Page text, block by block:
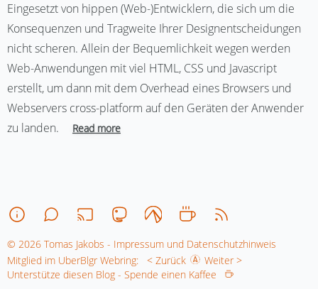
Eingesetzt von hippen (Web-)Entwicklern, die sich um die
Konsequenzen und Tragweite Ihrer Designentscheidungen
nicht scheren. Allein der Bequemlichkeit wegen werden
Web-Anwendungen mit viel HTML, CSS und Javascript
erstellt, um dann mit dem Overhead eines Browsers und
Webservers cross-platform auf den Geräten der Anwender
zu landen.
Read more
© 2026 Tomas Jakobs - Impressum und Datenschutzhinweis
Mitglied im UberBlgr Webring:
< Zurück
Weiter >
Unterstütze diesen Blog - Spende einen Kaffee